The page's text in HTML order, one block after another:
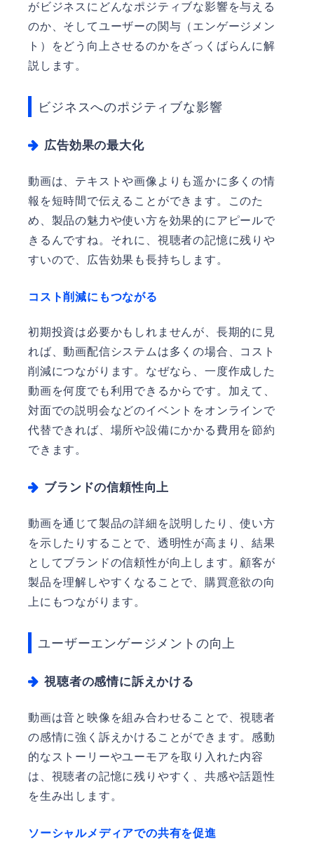
がビジネスにどんなポジティブな影響を与える
のか、そしてユーザーの関与（エンゲージメン
ト）をどう向上させるのかをざっくばらんに解
説します。
ビジネスへのポジティブな影響
広告効果の最大化
動画は、テキストや画像よりも遥かに多くの情
報を短時間で伝えることができます。このた
め、製品の魅力や使い方を効果的にアピールで
きるんですね。それに、視聴者の記憶に残りや
すいので、広告効果も長持ちします。
コスト削減にもつながる
初期投資は必要かもしれませんが、長期的に見
れば、動画配信システムは多くの場合、コスト
削減につながります。なぜなら、一度作成した
動画を何度でも利用できるからです。加えて、
対面での説明会などのイベントをオンラインで
代替できれば、場所や設備にかかる費用を節約
できます。
ブランドの信頼性向上
動画を通じて製品の詳細を説明したり、使い方
を示したりすることで、透明性が高まり、結果
としてブランドの信頼性が向上します。顧客が
製品を理解しやすくなることで、購買意欲の向
上にもつながります。
ユーザーエンゲージメントの向上
視聴者の感情に訴えかける
動画は音と映像を組み合わせることで、視聴者
の感情に強く訴えかけることができます。感動
的なストーリーやユーモアを取り入れた内容
は、視聴者の記憶に残りやすく、共感や話題性
を生み出します。
ソーシャルメディアでの共有を促進